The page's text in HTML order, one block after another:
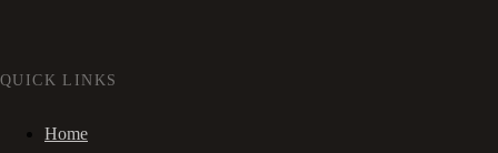
QUICK LINKS
Home